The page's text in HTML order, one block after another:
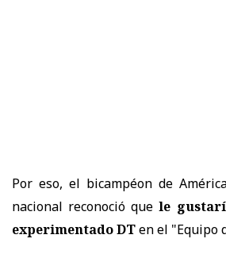
Por eso, el bicampéon de
nacional reconoció quele
experimentado DTen el "Equipo